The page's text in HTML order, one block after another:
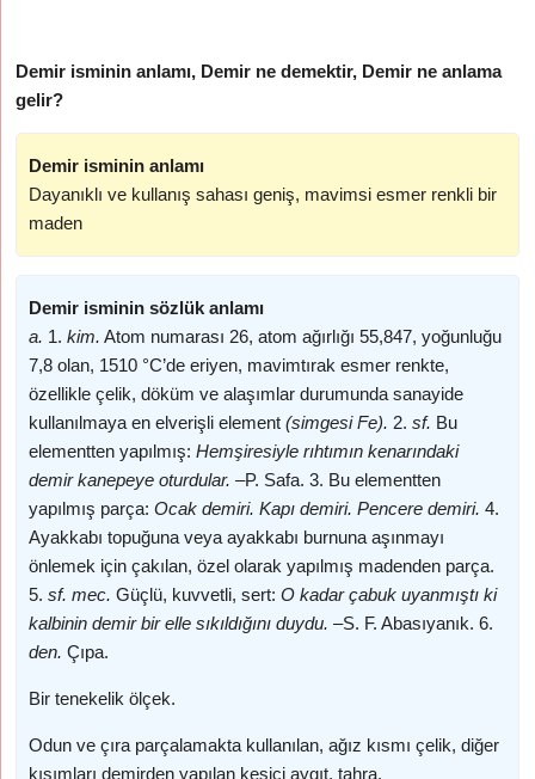
Demir isminin anlamı, Demir ne demektir, Demir ne anlama
gelir?
Demir isminin anlamı
Dayanıklı ve kullanış sahası geniş, mavimsi esmer renkli bir
maden
Demir isminin sözlük anlamı
a. 1.kim. Atom numarası 26, atom ağırlığı 55,847, yoğunluğu
7,8 olan, 1510 °C’de eriyen, mavimtırak esmer renkte,
özellikle çelik, döküm ve alaşımlar durumunda sanayide
kullanılmaya en elverişli element(simgesi Fe). 2.sf. Bu
elementten yapılmış: Hemşiresiyle rıhtımın kenarındaki
demir kanepeye oturdular. –P. Safa. 3. Bu elementten
yapılmış parça: Ocak demiri. Kapı demiri. Pencere demiri. 4.
Ayakkabı topuğuna veya ayakkabı burnuna aşınmayı
önlemek için çakılan, özel olarak yapılmış madenden parça.
5.sf. mec. Güçlü, kuvvetli, sert: O kadar çabuk uyanmıştı ki
kalbinin demir bir elle sıkıldığını duydu. –S. F. Abasıyanık. 6.
den. Çıpa.
Bir tenekelik ölçek.
Odun ve çıra parçalamakta kullanılan, ağız kısmı çelik, diğer
kısımları demirden yapılan kesici aygıt, tahra.